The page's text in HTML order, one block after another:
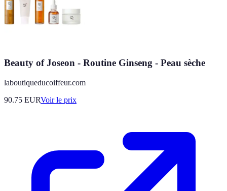
Beauty of Joseon - Routine Ginseng - Peau sèche
laboutiqueducoiffeur.com
90.75 EURVoir le prix